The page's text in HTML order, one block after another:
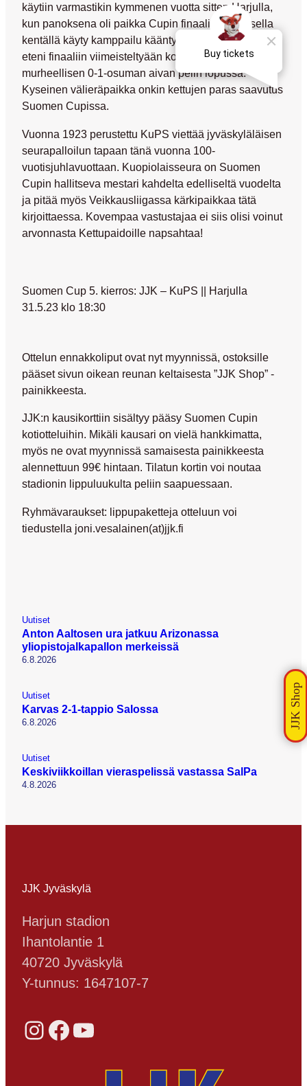
käytiin varmastikin kymmenen vuotta sitten Harjulla,
kun panoksena oli paikka Cupin finaaliin. Sateisella
kentällä käyty kamppailu kääntyi vieraille ja KuPS
eteni finaaliin viimeisteltyään kotiyleisön kannalta
murheellisen 0-1-osuman aivan pelin lopussa.
Kyseinen välieräpaikka onkin kettujen paras saavutus
Suomen Cupissa.
Vuonna 1923 perustettu KuPS viettää jyväskyläläisen
seurapalloilun tapaan tänä vuonna 100-
vuotisjuhlavuottaan. Kuopiolaisseura on Suomen
Cupin hallitseva mestari kahdelta edelliseltä vuodelta
ja pitää myös Veikkausliigassa kärkipaikkaa tätä
kirjoittaessa. Kovempaa vastustajaa ei siis olisi voinut
arvonnasta Kettupaidoille napsahtaa!
Suomen Cup 5. kierros: JJK – KuPS || Harjulla
31.5.23 klo 18:30
Ottelun ennakkoliput ovat nyt myynnissä, ostoksille
pääset sivun oikean reunan keltaisesta ”JJK Shop” -
painikkeesta.
JJK:n kausikorttiin sisältyy pääsy Suomen Cupin
kotiotteluihin. Mikäli kausari on vielä hankkimatta,
myös ne ovat myynnissä samaisesta painikkeesta
alennettuun 99€ hintaan. Tilatun kortin voi noutaa
stadionin lippuluukulta peliin saapuessaan.
Ryhmävaraukset: lippupaketteja otteluun voi
tiedustella joni.vesalainen(at)jjk.fi
Uutiset
Anton Aaltosen ura jatkuu Arizonassa
yliopistojalkapallon merkeissä
6.8.2026
Uutiset
Karvas 2-1-tappio Salossa
6.8.2026
Uutiset
Keskiviikkoillan vieraspelissä vastassa SalPa
4.8.2026
JJK Jyväskylä
Harjun stadion
Ihantolantie 1
40720 Jyväskylä
Y-tunnus: 1647107-7
Instagram Facebook YouTube